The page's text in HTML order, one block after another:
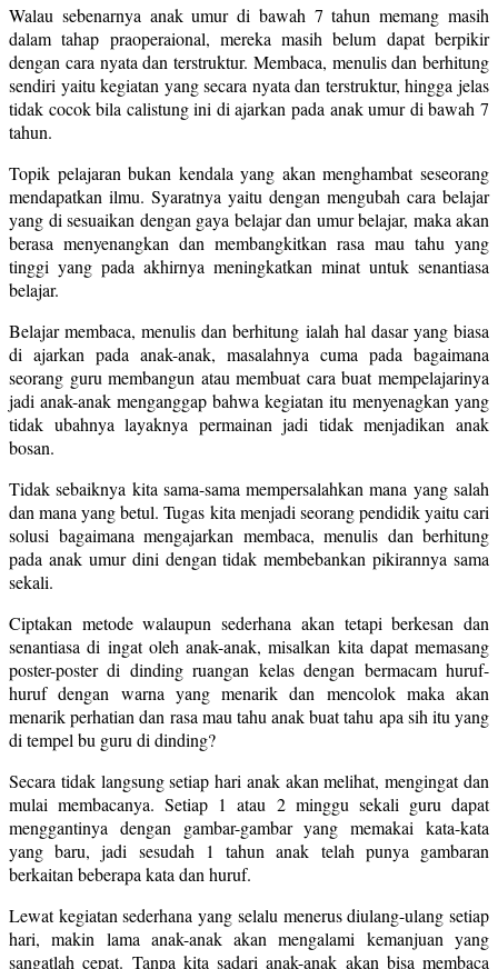
Walau sebenarnya anak umur di bawah 7 tahun memang masih
dalam tahap praoperaional, mereka masih belum dapat berpikir
dengan cara nyata dan terstruktur. Membaca, menulis dan berhitung
sendiri yaitu kegiatan yang secara nyata dan terstruktur, hingga jelas
tidak cocok bila calistung ini di ajarkan pada anak umur di bawah 7
tahun.
Topik pelajaran bukan kendala yang akan menghambat seseorang
mendapatkan ilmu. Syaratnya yaitu dengan mengubah cara belajar
yang di sesuaikan dengan gaya belajar dan umur belajar, maka akan
berasa menyenangkan dan membangkitkan rasa mau tahu yang
tinggi yang pada akhirnya meningkatkan minat untuk senantiasa
belajar.
Belajar membaca, menulis dan berhitung ialah hal dasar yang biasa
di ajarkan pada anak-anak, masalahnya cuma pada bagaimana
seorang guru membangun atau membuat cara buat mempelajarinya
jadi anak-anak menganggap bahwa kegiatan itu menyenagkan yang
tidak ubahnya layaknya permainan jadi tidak menjadikan anak
bosan.
Tidak sebaiknya kita sama-sama mempersalahkan mana yang salah
dan mana yang betul. Tugas kita menjadi seorang pendidik yaitu cari
solusi bagaimana mengajarkan membaca, menulis dan berhitung
pada anak umur dini dengan tidak membebankan pikirannya sama
sekali.
Ciptakan metode walaupun sederhana akan tetapi berkesan dan
senantiasa di ingat oleh anak-anak, misalkan kita dapat memasang
poster-poster di dinding ruangan kelas dengan bermacam huruf-
huruf dengan warna yang menarik dan mencolok maka akan
menarik perhatian dan rasa mau tahu anak buat tahu apa sih itu yang
di tempel bu guru di dinding?
Secara tidak langsung setiap hari anak akan melihat, mengingat dan
mulai membacanya. Setiap 1 atau 2 minggu sekali guru dapat
menggantinya dengan gambar-gambar yang memakai kata-kata
yang baru, jadi sesudah 1 tahun anak telah punya gambaran
berkaitan beberapa kata dan huruf.
Lewat kegiatan sederhana yang selalu menerus diulang-ulang setiap
hari, makin lama anak-anak akan mengalami kemanjuan yang
sangatlah cepat. Tanpa kita sadari anak-anak akan bisa membaca